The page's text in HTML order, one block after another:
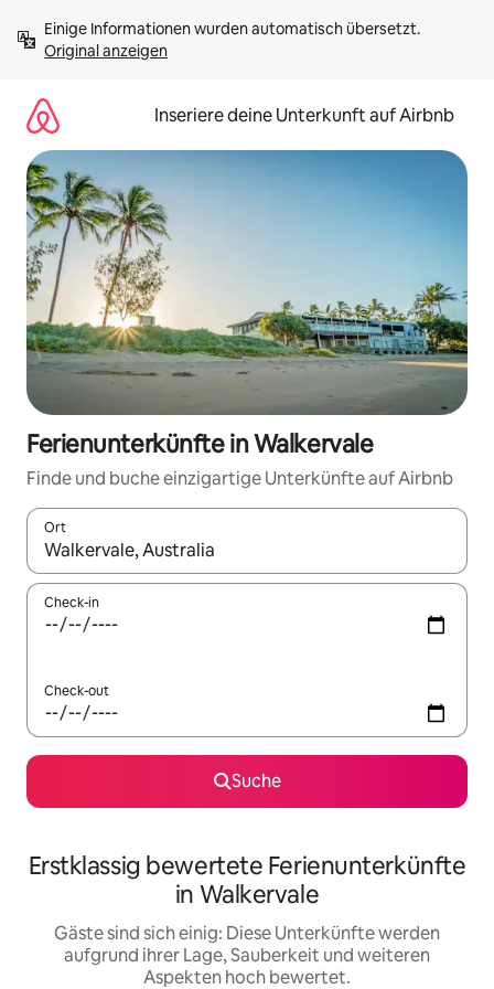
Inhalten
springenOriginal anzeigen
Inseriere deine Unterkunft auf Airbnb
Ferienunterkünfte in Walkervale
Finde und buche einzigartige Unterkünfte auf Airbnb
Ort
Wenn Ergebnisse verfügbar sind, navigiere mit den
Check-in
Check-out
Suche
Erstklassig bewertete Ferienunterkünfte
in Walkervale
Gäste sind sich einig: Diese Unterkünfte werden
aufgrund ihrer Lage, Sauberkeit und weiteren
Aspekten hoch bewertet.